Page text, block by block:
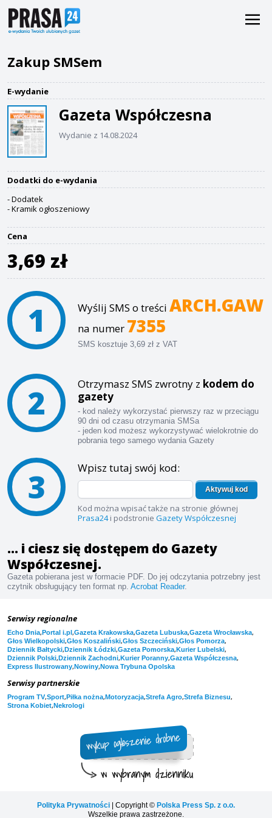
Zakup SMSem
E-wydanie
Gazeta Współczesna
Wydanie z 14.08.2024
Dodatki do e-wydania
- Dodatek
- Kramik ogłoszeniowy
Cena
3,69 zł
1 Wyślij SMS o treści ARCH.GAW
na numer 7355
SMS kosztuje 3,69 zł z VAT
2 Otrzymasz SMS zwrotny z kodem do
gazety
- kod należy wykorzystać pierwszy raz w przeciągu
90 dni od czasu otrzymania SMSa
- jeden kod możesz wykorzystywać wielokrotnie do
pobrania tego samego wydania Gazety
3 Wpisz tutaj swój kod:
Aktywuj kod
Kod można wpisać także na stronie głównej
Prasa24i podstronie Gazety Współczesnej
... i ciesz się dostępem do Gazety
Współczesnej.
Gazeta pobierana jest w formacie PDF. Do jej odczytania potrzebny jest
czytnik obsługujący ten format np. Acrobat Reader.
Serwisy regionalne
Echo Dnia,Portal i.pl,Gazeta Krakowska,Gazeta Lubuska,Gazeta Wrocławska,
Głos Wielkopolski,Głos Koszaliński,Głos Szczeciński,Głos Pomorza,
Dziennik Bałtycki,Dziennik Łódzki,Gazeta Pomorska,Kurier Lubelski,
Dziennik Polski,Dziennik Zachodni,Kurier Poranny,Gazeta Współczesna,
Express Ilustrowany,Nowiny,Nowa Trybuna Opolska
Serwisy partnerskie
Program TV,Sport,Piłka nożna,Motoryzacja,Strefa Agro,Strefa Biznesu,
Strona Kobiet,Nekrologi
Polityka Prywatności | Copyright © Polska Press Sp. z o.o.
Wszelkie prawa zastrzeżone.